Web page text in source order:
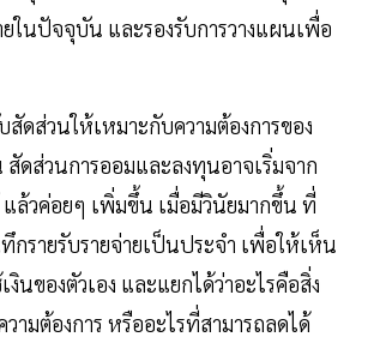
ยในปัจจุบัน และรองรับการวางแผนเพื่อ
สัดส่วนให้เหมาะกับความต้องการของ
ดส่วนการออมและลงทุนอาจเริ่มจาก
แล้วค่อยๆ เพิ่มขึ้น เมื่อมีวินัยมากขึ้น ที่
รายรับรายจ่ายเป็นประจำ เพื่อให้เห็น
งินของตัวเอง และแยกได้ว่าอะไรคือสิ่ง
ามต้องการ หรืออะไรที่สามารถลดได้